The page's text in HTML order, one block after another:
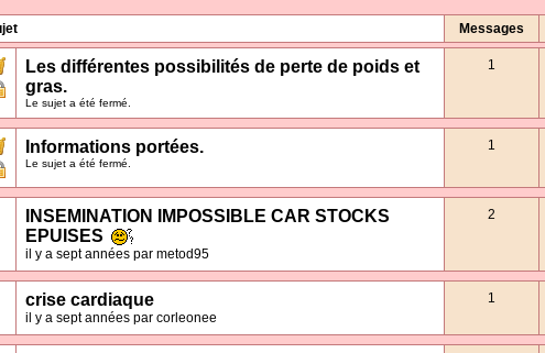
Messages
Les différentes possibilités de perte de poids et
gras.
Le sujet a été fermé.
1
Informations portées.
Le sujet a été fermé.
1
INSEMINATION IMPOSSIBLE CAR STOCKS
EPUISES
il y a sept années par metod95
2
crise cardiaque
il y a sept années par corleonee
1